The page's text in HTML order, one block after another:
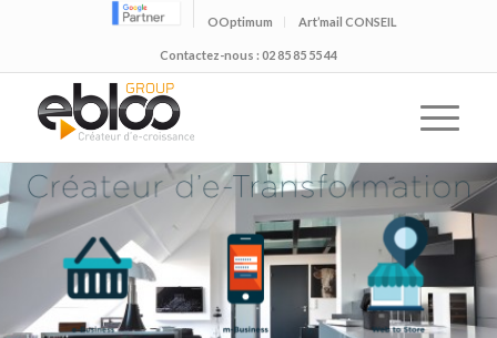
OOptimum Art’mail CONSEIL
Contactez-nous : 02 85 85 55 44